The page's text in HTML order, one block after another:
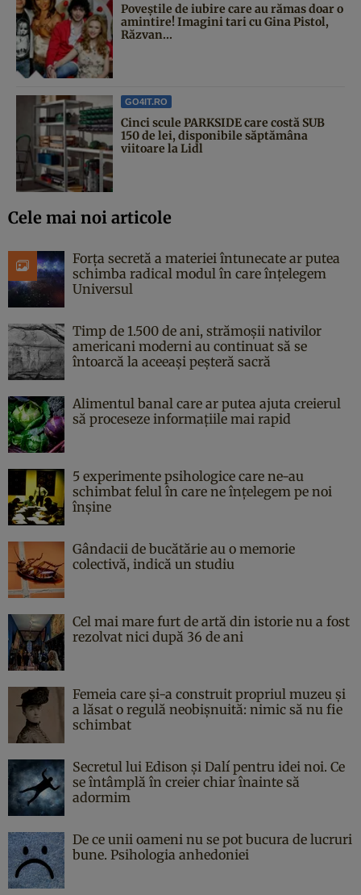
Poveştile de iubire care au rămas doar o
amintire! Imagini tari cu Gina Pistol,
Răzvan...
GO4IT.RO
Cinci scule PARKSIDE care costă SUB
150 de lei, disponibile săptămâna
viitoare la Lidl
Cele mai noi articole
Forța secretă a materiei întunecate ar putea
schimba radical modul în care înțelegem
Universul
Timp de 1.500 de ani, strămoșii nativilor
americani moderni au continuat să se
întoarcă la aceeași peșteră sacră
Alimentul banal care ar putea ajuta creierul
să proceseze informațiile mai rapid
5 experimente psihologice care ne-au
schimbat felul în care ne înțelegem pe noi
înșine
Gândacii de bucătărie au o memorie
colectivă, indică un studiu
Cel mai mare furt de artă din istorie nu a fost
rezolvat nici după 36 de ani
Femeia care și-a construit propriul muzeu și
a lăsat o regulă neobișnuită: nimic să nu fie
schimbat
Secretul lui Edison și Dalí pentru idei noi. Ce
se întâmplă în creier chiar înainte să
adormim
De ce unii oameni nu se pot bucura de lucruri
bune. Psihologia anhedoniei